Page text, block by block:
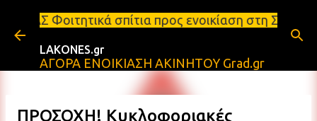
Μετάβαση στο κύριο περιεχόμενο
σπίτια προς ενοικίαση στη Σπάρτη Ενοικιάσεις
LAKONES.gr
ΑΓΟΡΑ ΕΝΟΙΚΙΑΣΗ ΑΚΙΝΗΤΟΥ Grad.gr
ΠΡΟΣΟΧΗ! Κυκλοφοριακές